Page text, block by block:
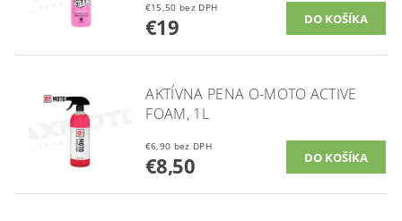
€15,50 bez DPH
€19
AKTÍVNA PENA O-MOTO ACTIVE
FOAM, 1L
€6,90 bez DPH
€8,50